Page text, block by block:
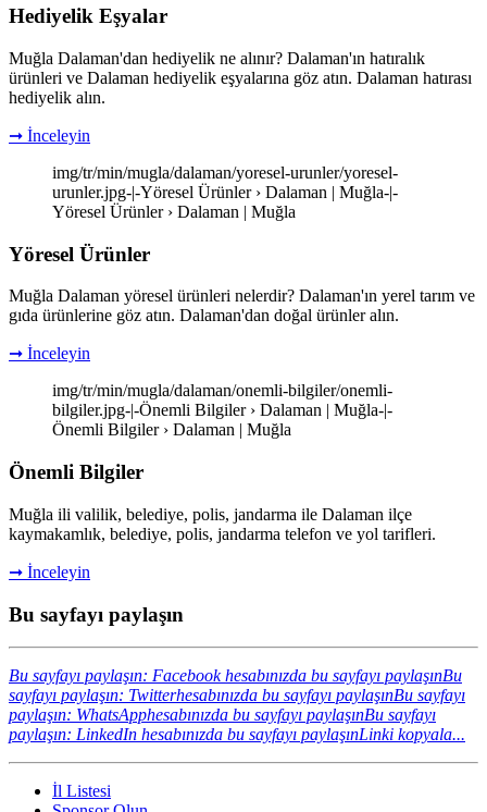
Hediyelik Eşyalar
Muğla Dalaman'dan hediyelik ne alınır? Dalaman'ın hatıralık
ürünleri ve Dalaman hediyelik eşyalarına göz atın. Dalaman hatırası
hediyelik alın.
➞ İnceleyin
img/tr/min/mugla/dalaman/yoresel-urunler/yoresel-
urunler.jpg-|-Yöresel Ürünler › Dalaman | Muğla-|-
Yöresel Ürünler › Dalaman | Muğla
Yöresel Ürünler
Muğla Dalaman yöresel ürünleri nelerdir? Dalaman'ın yerel tarım ve
gıda ürünlerine göz atın. Dalaman'dan doğal ürünler alın.
➞ İnceleyin
img/tr/min/mugla/dalaman/onemli-bilgiler/onemli-
bilgiler.jpg-|-Önemli Bilgiler › Dalaman | Muğla-|-
Önemli Bilgiler › Dalaman | Muğla
Önemli Bilgiler
Muğla ili valilik, belediye, polis, jandarma ile Dalaman ilçe
kaymakamlık, belediye, polis, jandarma telefon ve yol tarifleri.
➞ İnceleyin
Bu sayfayı paylaşın
Bu sayfayı paylaşın: Facebook hesabınızda bu sayfayı paylaşınBu
sayfayı paylaşın: Twitterhesabınızda bu sayfayı paylaşınBu sayfayı
paylaşın: WhatsApphesabınızda bu sayfayı paylaşınBu sayfayı
paylaşın: LinkedIn hesabınızda bu sayfayı paylaşınLinki kopyala...
İl Listesi